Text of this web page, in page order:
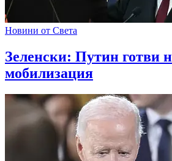
Новини от Света
Зеленски: Путин готви
мобилизация